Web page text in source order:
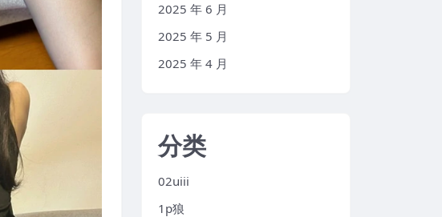
2025 年 6 月
2025 年 5 月
2025 年 4 月
分类
02uiii
1p狼